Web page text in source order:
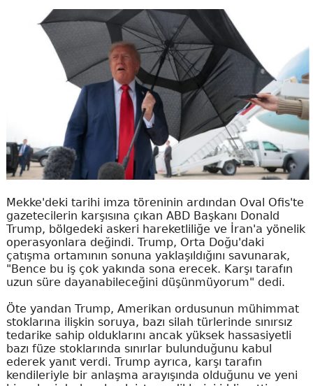
Mekke'deki tarihi imza töreninin ardından Oval Ofis'te
gazetecilerin karşısına çıkan ABD Başkanı Donald
Trump, bölgedeki askeri hareketliliğe ve İran'a yönelik
operasyonlara değindi. Trump, Orta Doğu'daki
çatışma ortamının sonuna yaklaşıldığını savunarak,
"Bence bu iş çok yakında sona erecek. Karşı tarafın
uzun süre dayanabileceğini düşünmüyorum" dedi.
Öte yandan Trump, Amerikan ordusunun mühimmat
stoklarına ilişkin soruya, bazı silah türlerinde sınırsız
tedarike sahip olduklarını ancak yüksek hassasiyetli
bazı füze stoklarında sınırlar bulunduğunu kabul
ederek yanıt verdi. Trump ayrıca, karşı tarafın
kendileriyle bir anlaşma arayışında olduğunu ve yeni